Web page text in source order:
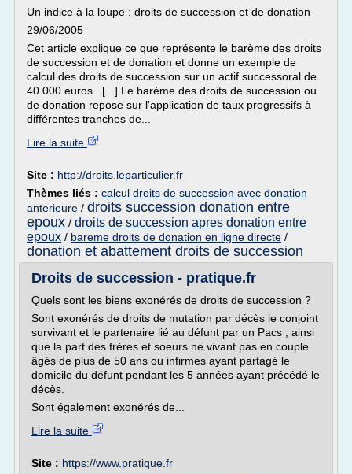
Un indice à la loupe : droits de succession et de donation
29/06/2005
Cet article explique ce que représente le barème des droits
de succession et de donation et donne un exemple de
calcul des droits de succession sur un actif successoral de
40 000 euros. [...] Le barème des droits de succession ou
de donation repose sur l'application de taux progressifs à
différentes tranches de...
Lire la suite
Site : http://droits.leparticulier.fr
Thèmes liés : calcul droits de succession avec donation
anterieure / droits succession donation entre
epoux / droits de succession apres donation entre
epoux / bareme droits de donation en ligne directe /
donation et abattement droits de succession
Droits de succession - pratique.fr
Quels sont les biens exonérés de droits de succession ?
Sont exonérés de droits de mutation par décès le conjoint
survivant et le partenaire lié au défunt par un Pacs , ainsi
que la part des frères et soeurs ne vivant pas en couple
âgés de plus de 50 ans ou infirmes ayant partagé le
domicile du défunt pendant les 5 années ayant précédé le
décès.
Sont également exonérés de...
Lire la suite
Site : https://www.pratique.fr